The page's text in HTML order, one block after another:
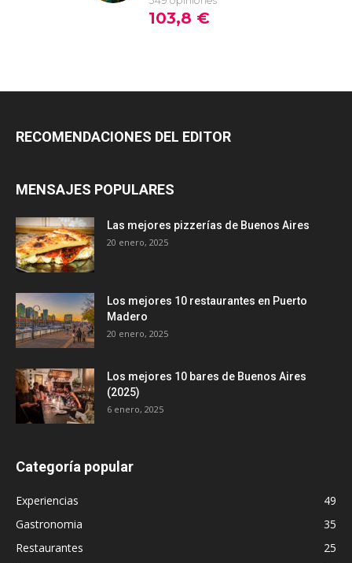
RECOMENDACIONES DEL EDITOR
MENSAJES POPULARES
Las mejores pizzerías de Buenos Aires
20 enero, 2025
Los mejores 10 restaurantes en Puerto
Madero
20 enero, 2025
Los mejores 10 bares de Buenos Aires
(2025)
6 enero, 2025
Categoría popular
Experiencias
49
Gastronomia
35
Restaurantes
25